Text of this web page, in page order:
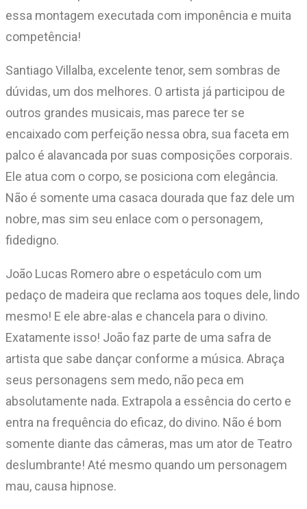
essa montagem executada com imponência e muita
competência!
Santiago Villalba, excelente tenor, sem sombras de
dúvidas, um dos melhores. O artista já participou de
outros grandes musicais, mas parece ter se
encaixado com perfeição nessa obra, sua faceta em
palco é alavancada por suas composições corporais.
Ele atua com o corpo, se posiciona com elegância.
Não é somente uma casaca dourada que faz dele um
nobre, mas sim seu enlace com o personagem,
fidedigno.
João Lucas Romero abre o espetáculo com um
pedaço de madeira que reclama aos toques dele, lindo
mesmo! E ele abre-alas e chancela para o divino.
Exatamente isso! João faz parte de uma safra de
artista que sabe dançar conforme a música. Abraça
seus personagens sem medo, não peca em
absolutamente nada. Extrapola a essência do certo e
entra na frequência do eficaz, do divino. Não é bom
somente diante das câmeras, mas um ator de Teatro
deslumbrante! Até mesmo quando um personagem
mau, causa hipnose.